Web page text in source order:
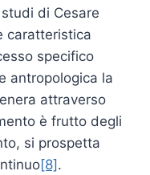
di Cesare
caratteristica
specifico
antropologica la
attraverso
è frutto degli
si prospetta
[8].